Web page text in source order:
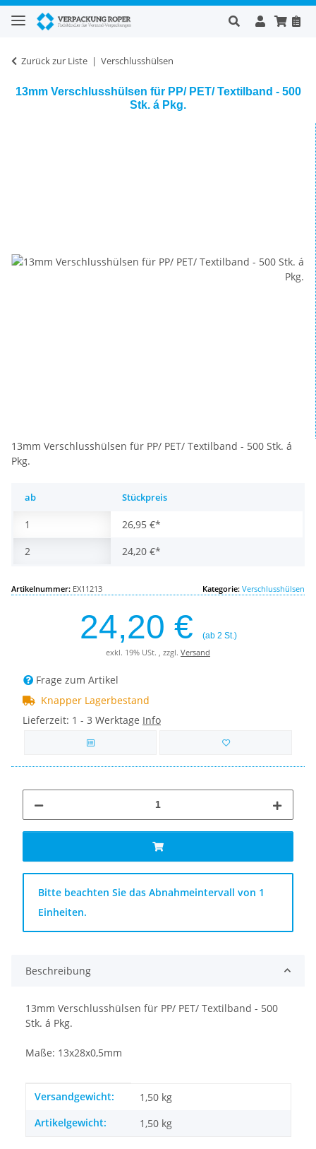
Zurück zur Liste Verschlusshülsen
13mm Verschlusshülsen für PP/ PET/ Textilband - 500
Stk. á Pkg.
13mm Verschlusshülsen für PP/ PET/ Textilband - 500 Stk. á
Pkg.
ab Stückpreis
1 26,95 €*
2
24,20 €*
Artikelnummer: EX11213 Kategorie: Verschlusshülsen
24,20 € (ab 2 St.)
exkl. 19% USt. , zzgl. Versand
Frage zum Artikel
Knapper Lagerbestand
Lieferzeit: 1 - 3 Werktage Info
x
Bitte beachten Sie das Abnahmeintervall von 1
Einheiten.
Beschreibung
13mm Verschlusshülsen für PP/ PET/ Textilband - 500
Stk. á Pkg.
Maße: 13x28x0,5mm
Produkteigenschaft
Wert
Versandgewicht:
1,50 kg
Artikelgewicht:
1,50 kg